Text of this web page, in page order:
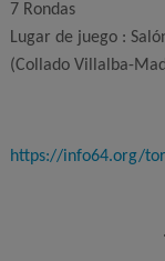
7 Rondas
Lugar de juego :
(Collado Villalba-
https://info64.org/